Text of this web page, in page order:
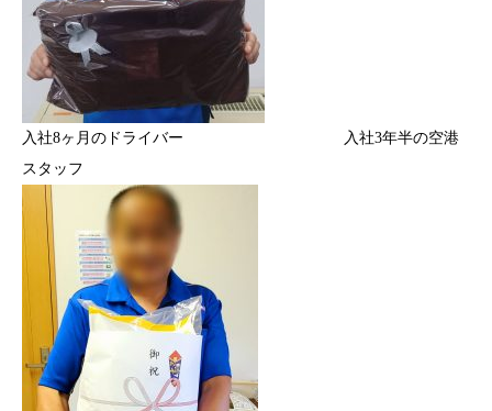
入社8ヶ月のドライバー 入社3年半の空港
スタッフ